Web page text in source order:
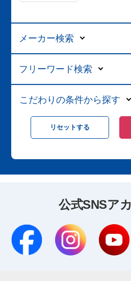
メーカー検索
フリーワード検索
こだわりの条件から探す
公式SNSア